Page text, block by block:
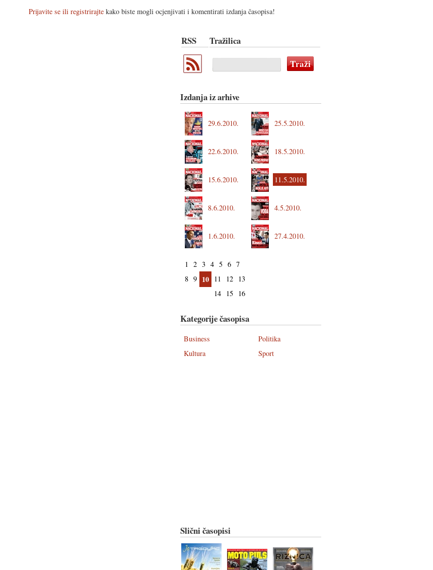
Prijavite se ili registrirajte kako biste mogli ocjenjivati i komentirati izdanja časopisa!
RSS Tražilica
Izdanja iz arhive
29.6.2010. 25.5.2010.
22.6.2010. 18.5.2010.
15.6.2010. 11.5.2010.
8.6.2010. 4.5.2010.
1.6.2010. 27.4.2010.
1 2 3 4 5 6 7
8 9 10 11 12
13
14
15 16
Kategorije časopisa
Business
Kultura
Politika
Sport
Slični časopisi